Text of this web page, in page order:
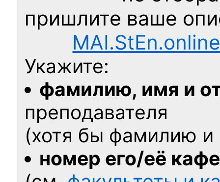
пришлите ваше
Укажите:
фамилию, имя и
преподавателя
(хотя бы фамилию
номер его/её